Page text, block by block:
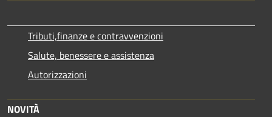
Tributi,finanze e contravvenzioni
Salute, benessere e assistenza
Autorizzazioni
NOVITÀ